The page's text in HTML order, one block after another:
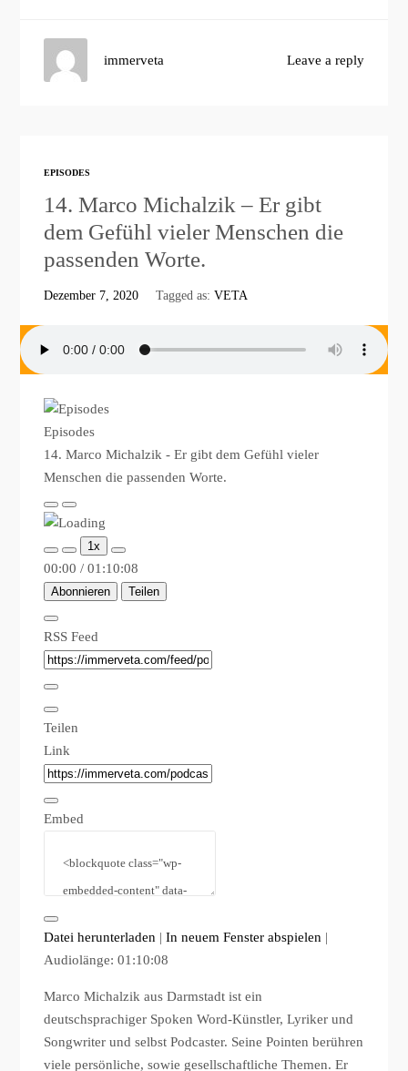
Leave a reply
immerveta
EPISODES
14. Marco Michalzik – Er gibt
dem Gefühl vieler Menschen die
passenden Worte.
Dezember 7, 2020 Tagged as:VETA
Episodes
14. Marco Michalzik - Er gibt dem Gefühl vieler
Menschen die passenden Worte.
Play
Episode
Pause
Episode
1x
00:00 / 01:10:08
Abonnieren Teilen
RSS Feed
Teilen
Link
Embed
Datei herunterladen |In neuem Fenster abspielen |
Audiolänge: 01:10:08
Marco Michalzik aus Darmstadt ist ein
deutschsprachiger Spoken Word-Künstler, Lyriker und
Songwriter und selbst Podcaster. Seine Pointen berühren
viele persönliche, sowie gesellschaftliche Themen. Er